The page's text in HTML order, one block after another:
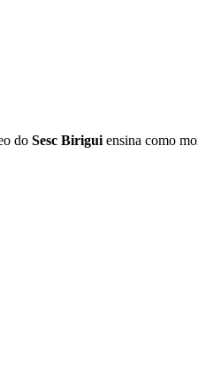
do Sesc Birigui ensina como